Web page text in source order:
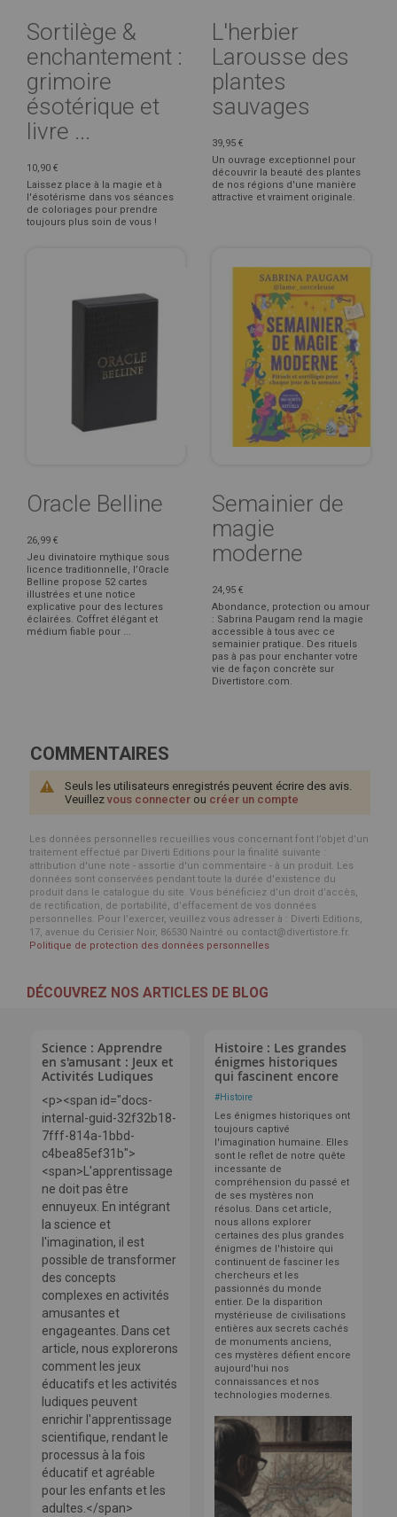
Sortilège &
enchantement :
grimoire
ésotérique et
livre ...
10,90 €
Laissez place à la magie et à
l'ésotérisme dans vos séances
de coloriages pour prendre
toujours plus soin de vous !
L'herbier
Larousse des
plantes
sauvages
39,95 €
Un ouvrage exceptionnel pour
découvrir la beauté des plantes
de nos régions d'une manière
attractive et vraiment originale.
Oracle Belline
26,99 €
Jeu divinatoire mythique sous
licence traditionnelle, l’Oracle
Belline propose 52 cartes
illustrées et une notice
explicative pour des lectures
éclairées. Coffret élégant et
médium fiable pour ...
Semainier de
magie
moderne
24,95 €
Abondance, protection ou amour
: Sabrina Paugam rend la magie
accessible à tous avec ce
semainier pratique. Des rituels
pas à pas pour enchanter votre
vie de façon concrète sur
Divertistore.com.
COMMENTAIRES
Seuls les utilisateurs enregistrés peuvent écrire des avis.
Veuillez vous connecter ou créer un compte
Les données personnelles recueillies vous concernant font l’objet d’un
traitement effectué par Diverti Editions pour la finalité suivante :
attribution d'une note - assortie d'un commentaire - à un produit. Les
données sont conservées pendant toute la durée d'existence du
produit dans le catalogue du site. Vous bénéficiez d’un droit d’accès,
de rectification, de portabilité, d’effacement de vos données
personnelles. Pour l’exercer, veuillez vous adresser à : Diverti Editions,
17, avenue du Cerisier Noir, 86530 Naintré ou contact@divertistore.fr.
Politique de protection des données personnelles
DÉCOUVREZ NOS ARTICLES DE BLOG
Science : Apprendre
en s'amusant : Jeux et
Activités Ludiques
<p><span id="docs-
internal-guid-32f32b18-
7fff-814a-1bbd-
c4bea85ef31b">
<span>L'apprentissage
ne doit pas être
ennuyeux. En intégrant
la science et
l'imagination, il est
possible de transformer
des concepts
complexes en activités
amusantes et
engageantes. Dans cet
article, nous explorerons
comment les jeux
éducatifs et les activités
ludiques peuvent
enrichir l'apprentissage
scientifique, rendant le
processus à la fois
éducatif et agréable
pour les enfants et les
adultes.</span>
Histoire : Les grandes
énigmes historiques
qui fascinent encore
#Histoire
Les énigmes historiques ont
toujours captivé
l'imagination humaine. Elles
sont le reflet de notre quête
incessante de
compréhension du passé et
de ses mystères non
résolus. Dans cet article,
nous allons explorer
certaines des plus grandes
énigmes de l'histoire qui
continuent de fasciner les
chercheurs et les
passionnés du monde
entier. De la disparition
mystérieuse de civilisations
entières aux secrets cachés
de monuments anciens,
ces mystères défient encore
aujourd'hui nos
connaissances et nos
technologies modernes.